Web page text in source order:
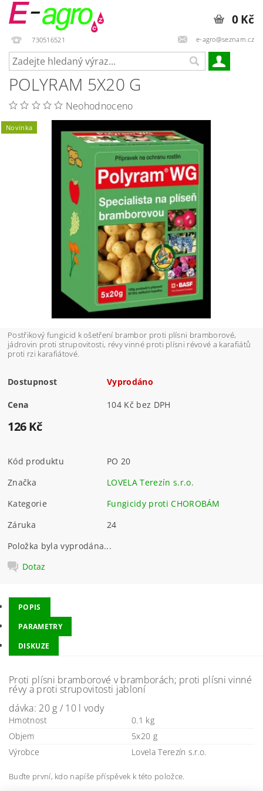
730516521 e-agro@seznam.cz
0 Kč
POLYRAM 5X20 G
Neohodnoceno
Novinka
Postřikový fungicid k ošetření brambor proti plísni bramborové,
jádrovin proti strupovitosti, révy vinné proti plísni révové a karafiátů
proti rzi karafiátové.
Dostupnost Vyprodáno
Cena 104 Kč bez DPH
126 Kč
Kód produktu
PO 20
Značka
LOVELA Terezín s.r.o.
Kategorie
Fungicidy proti CHOROBÁM
Záruka
24
Položka byla vyprodána...
Dotaz
POPIS
PARAMETRY
DISKUZE
Proti plísni bramborové v bramborách; proti plísni vinné
révy a proti strupovitosti jabloní
dávka: 20 g / 10 l vody
Hmotnost
0.1 kg
Objem
5x20 g
Výrobce
Lovela Terezín s.r.o.
Buďte první, kdo napíše příspěvek k této položce.